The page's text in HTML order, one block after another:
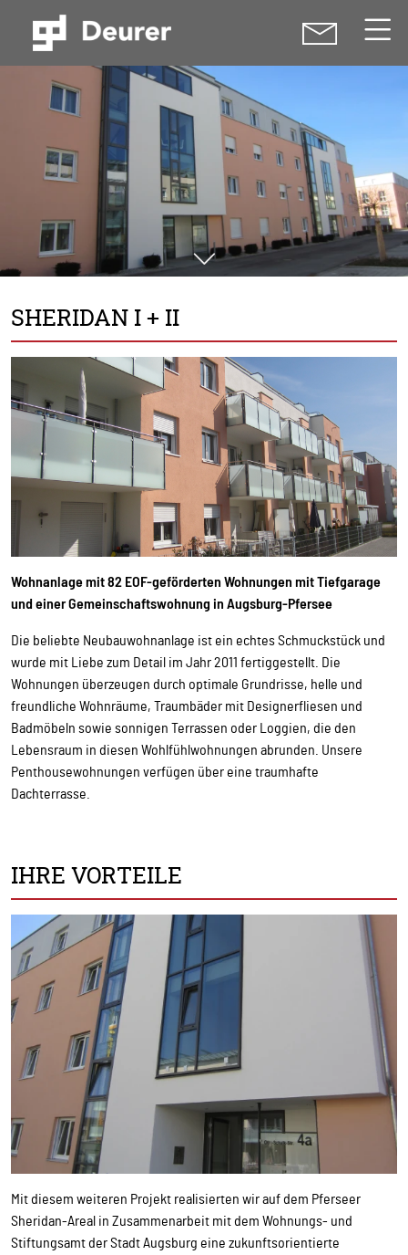
SHERIDAN I + II
Wohnanlage mit 82 EOF-geförderten Wohnungen mit Tiefgarage
und einer Gemeinschaftswohnung in Augsburg-Pfersee
Die beliebte Neubauwohnanlage ist ein echtes Schmuckstück und
wurde mit Liebe zum Detail im Jahr 2011 fertiggestellt. Die
Wohnungen überzeugen durch optimale Grundrisse, helle und
freundliche Wohnräume, Traumbäder mit Designerfliesen und
Badmöbeln sowie sonnigen Terrassen oder Loggien, die den
Lebensraum in diesen Wohlfühlwohnungen abrunden. Unsere
Penthousewohnungen verfügen über eine traumhafte
Dachterrasse.
IHRE VORTEILE
Mit diesem weiteren Projekt realisierten wir auf dem Pferseer
Sheridan-Areal in Zusammenarbeit mit dem Wohnungs- und
Stiftungsamt der Stadt Augsburg eine zukunftsorientierte